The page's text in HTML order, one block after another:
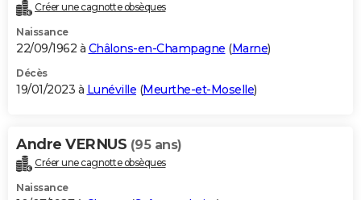
Créer une cagnotte obsèques
Naissance
22/09/1962 à Châlons-en-Champagne (Marne)
Décès
19/01/2023 à Lunéville (Meurthe-et-Moselle)
Andre VERNUS (95 ans)
Créer une cagnotte obsèques
Naissance